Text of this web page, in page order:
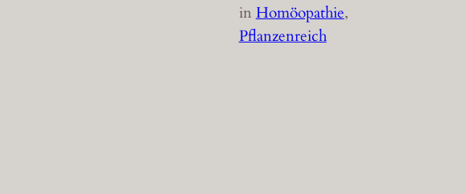
inHomöopathie
Pflanzenreich